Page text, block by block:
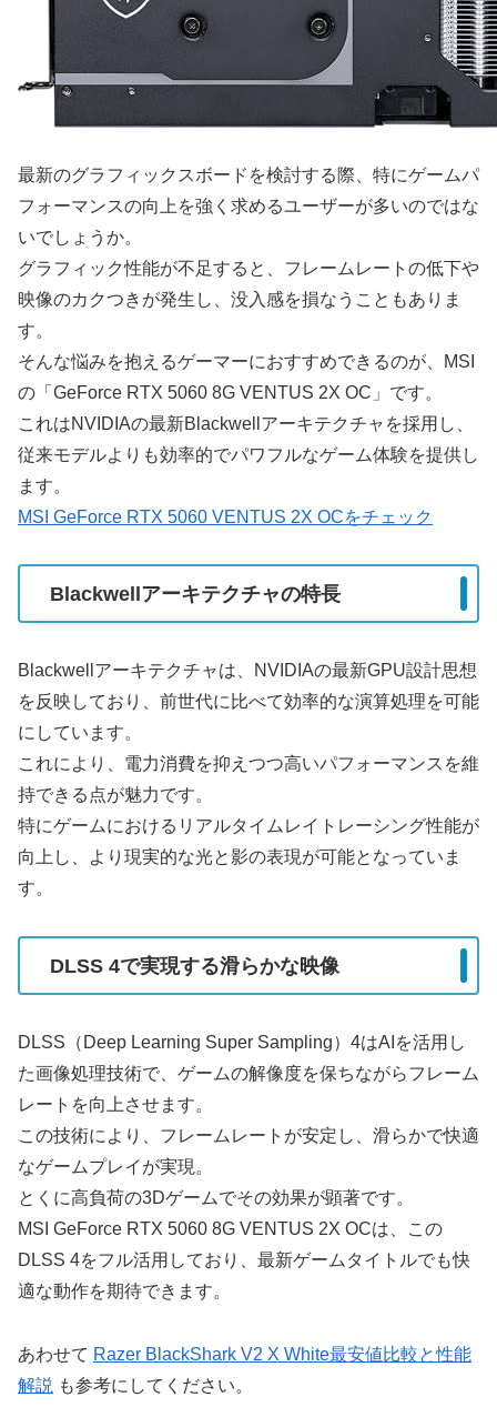
最新のグラフィックスボードを検討する際、特にゲームパ
フォーマンスの向上を強く求めるユーザーが多いのではな
いでしょうか。
グラフィック性能が不足すると、フレームレートの低下や
映像のカクつきが発生し、没入感を損なうこともありま
す。
そんな悩みを抱えるゲーマーにおすすめできるのが、MSI
の「GeForce RTX 5060 8G VENTUS 2X OC」です。
これはNVIDIAの最新Blackwellアーキテクチャを採用し、
従来モデルよりも効率的でパワフルなゲーム体験を提供し
ます。
MSI GeForce RTX 5060 VENTUS 2X OCをチェック
Blackwellアーキテクチャの特長
Blackwellアーキテクチャは、NVIDIAの最新GPU設計思想
を反映しており、前世代に比べて効率的な演算処理を可能
にしています。
これにより、電力消費を抑えつつ高いパフォーマンスを維
持できる点が魅力です。
特にゲームにおけるリアルタイムレイトレーシング性能が
向上し、より現実的な光と影の表現が可能となっていま
す。
DLSS 4で実現する滑らかな映像
DLSS（Deep Learning Super Sampling）4はAIを活用し
た画像処理技術で、ゲームの解像度を保ちながらフレーム
レートを向上させます。
この技術により、フレームレートが安定し、滑らかで快適
なゲームプレイが実現。
とくに高負荷の3Dゲームでその効果が顕著です。
MSI GeForce RTX 5060 8G VENTUS 2X OCは、この
DLSS 4をフル活用しており、最新ゲームタイトルでも快
適な動作を期待できます。
あわせて Razer BlackShark V2 X White最安値比較と性能
解説 も参考にしてください。